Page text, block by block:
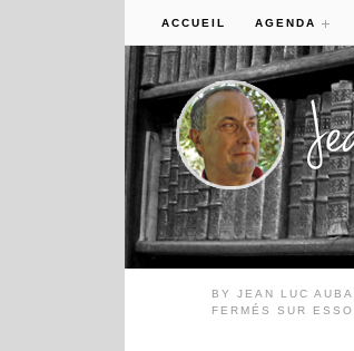
ACCUEIL AGENDA
BYJEAN LUC
FERMÉS
SUR